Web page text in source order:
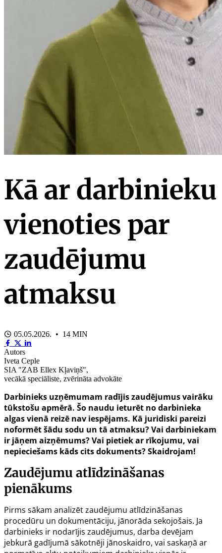
Kā ar darbinieku
vienoties par
zaudējumu
atmaksu
05.05.2026. • 14 MIN
Autors
Iveta Ceple
SIA "ZAB Ellex Kļaviņš",
vecākā speciāliste, zvērināta advokāte
Darbinieks uzņēmumam radījis zaudējumus vairāku
tūkstošu apmērā. Šo naudu ieturēt no darbinieka
algas vienā reizē nav iespējams. Kā juridiski pareizi
noformēt šādu sodu un tā atmaksu? Vai darbiniekam
ir jāņem aizņēmums? Vai pietiek ar rīkojumu, vai
nepieciešams kāds cits dokuments? Skaidrojam!
Zaudējumu atlīdzināšanas
pienākums
Pirms sākam analizēt zaudējumu atlīdzināšanas
procedūru un dokumentāciju, jānorāda sekojošais. Ja
darbinieks ir nodarījis zaudējumus, darba devējam
jebkurā gadījumā sākotnēji jānoskaidro, vai saskaņā ar